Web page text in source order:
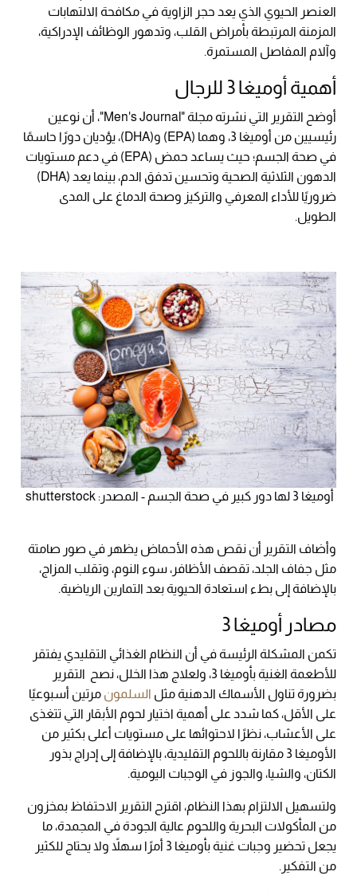
العنصر الحيوي الذي يعد حجر الزاوية في مكافحة الالتهابات
المزمنة المرتبطة بأمراض القلب، وتدهور الوظائف الإدراكية،
وآلام المفاصل المستمرة.
أهمية أوميغا 3 للرجال
أوضح التقرير التي نشرته مجلة "Men's Journal"، أن نوعين
رئيسيين من أوميغا 3، وهما (EPA) و(DHA)، يؤديان دورًا حاسمًا
في صحة الجسم؛ حيث يساعد حمض (EPA) في دعم مستويات
الدهون الثلاثية الصحية وتحسين تدفق الدم، بينما يعد (DHA)
ضروريًا للأداء المعرفي والتركيز وصحة الدماغ على المدى
الطويل.
أوميغا 3 لها دور كبير في صحة الجسم - المصدر: shutterstock
وأضاف التقرير أن نقص هذه الأحماض يظهر في صور صامتة
مثل جفاف الجلد، تقصف الأظافر، سوء النوم، وتقلب المزاج،
بالإضافة إلى بطء استعادة الحيوية بعد التمارين الرياضية.
مصادر أوميغا 3
تكمن المشكلة الرئيسة في أن النظام الغذائي التقليدي يفتقر
للأطعمة الغنية بأوميغا 3، ولعلاج هذا الخلل، نصح التقرير
بضرورة تناول الأسماك الدهنية مثل السلمون مرتين أسبوعيًا
على الأقل، كما شدد على أهمية اختيار لحوم الأبقار التي تتغذى
على الأعشاب، نظرًا لاحتوائها على مستويات أعلى بكثير من
الأوميغا 3 مقارنة باللحوم التقليدية، بالإضافة إلى إدراج بذور
الكتان، والشيا، والجوز في الوجبات اليومية.
ولتسهيل الالتزام بهذا النظام، اقترح التقرير الاحتفاظ بمخزون
من المأكولات البحرية واللحوم عالية الجودة في المجمدة، ما
يجعل تحضير وجبات غنية بأوميغا 3 أمرًا سهلاً ولا يحتاج للكثير
من التفكير.